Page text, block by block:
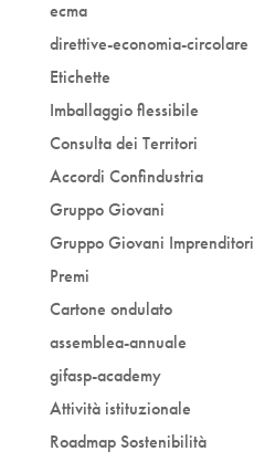
ecma
direttive-economia-circolare
Etichette
Imballaggio flessibile
Consulta dei Territori
Accordi Confindustria
Gruppo Giovani
Gruppo Giovani Imprenditori
Premi
Cartone ondulato
assemblea-annuale
gifasp-academy
Attività istituzionale
Roadmap Sostenibilità